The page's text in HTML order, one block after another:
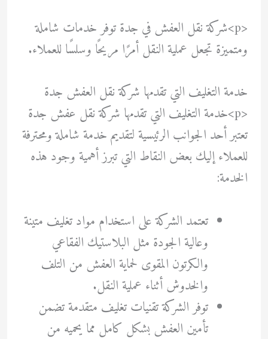
<p>شركة نقل العفش في جدة توفر خدمات شاملة
ومتميزة تجعل عملية النقل أمرًا مريحًا وسلسًا للعملاء.
خدمة التغليف التي تقدمها شركة نقل العفش جدة
<p>خدمة التغليف التي تقدمها شركة نقل عفش جدة
تعتبر أحد الجوانب الرئيسية لتقديم خدمة شاملة ومحترفة
للعملاء إليك بعض النقاط التي تبرز أهمية وجود هذه
الخدمة:
تعتمد الشركة على استخدام مواد تغليف متينة
وعالية الجودة مثل البلاستيك الفقاعي
والكرتون المقوى لحماية العفش من التلف
والخدوش أثناء عملية النقل.
توفر الشركة تقنيات تغليف متقدمة تضمن
تأمين العفش بشكل كامل مما يحميه من